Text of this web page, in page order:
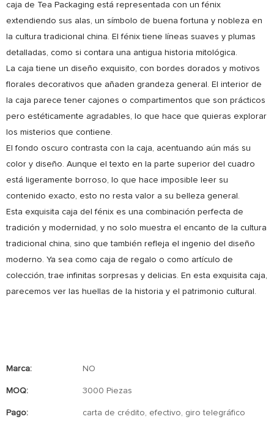
caja de Tea Packaging está representada con un fénix
extendiendo sus alas, un símbolo de buena fortuna y nobleza en
la cultura tradicional china. El fénix tiene líneas suaves y plumas
detalladas, como si contara una antigua historia mitológica.
La caja tiene un diseño exquisito, con bordes dorados y motivos
florales decorativos que añaden grandeza general. El interior de
la caja parece tener cajones o compartimentos que son prácticos
pero estéticamente agradables, lo que hace que quieras explorar
los misterios que contiene.
El fondo oscuro contrasta con la caja, acentuando aún más su
color y diseño. Aunque el texto en la parte superior del cuadro
está ligeramente borroso, lo que hace imposible leer su
contenido exacto, esto no resta valor a su belleza general.
Esta exquisita caja del fénix es una combinación perfecta de
tradición y modernidad, y no solo muestra el encanto de la cultura
tradicional china, sino que también refleja el ingenio del diseño
moderno. Ya sea como caja de regalo o como artículo de
colección, trae infinitas sorpresas y delicias. En esta exquisita caja,
parecemos ver las huellas de la historia y el patrimonio cultural.
Marca: NO
MOQ: 3000 Piezas
Pago: carta de crédito, efectivo, giro telegráfico